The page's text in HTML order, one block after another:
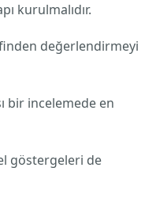
kurulmalıdır.
değerlendirmeyi
bir incelemede en
göstergeleri de